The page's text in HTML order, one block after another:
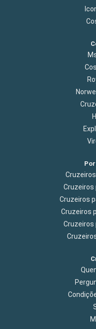
Cruzeiros
Cruzeiros
Cruzeiros
Cruzeiros